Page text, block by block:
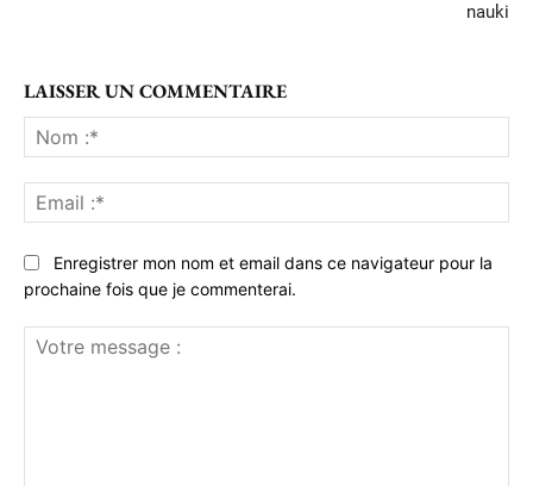
nauki
LAISSER UN COMMENTAIRE
:*
:*
Enregistrer mon nom et email dans ce navigateur pour la
prochaine fois que je commenterai.